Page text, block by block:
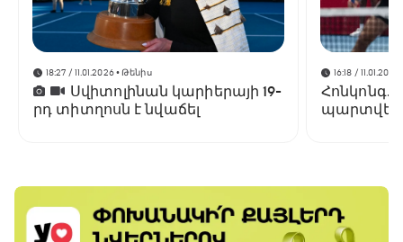
18:27 / 11.01.2026• Թենիս
Սվիտոլինան կարիերայի 19-
րդ տիտղոսն է նվաճել
16:18 / 11.01.2026
Հոնկոնգ.